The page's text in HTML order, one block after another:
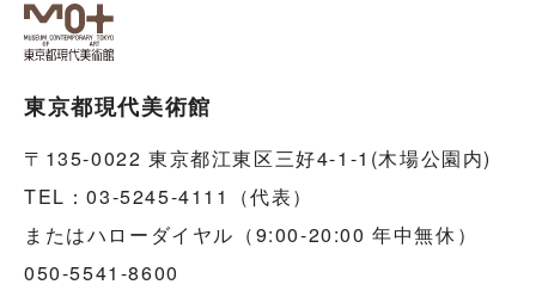
東京都現代美術館
〒135-0022 東京都江東区三好4-1-1(木場公園内)
TEL：03-5245-4111（代表）
またはハローダイヤル（9:00-20:00 年中無休）
050-5541-8600